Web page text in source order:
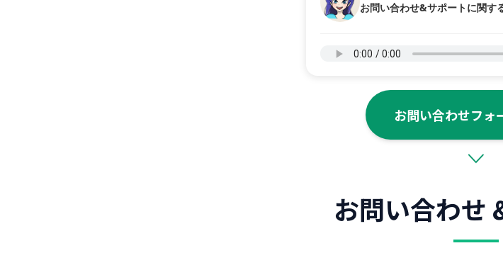
お問い合わせ&サポートに関す
お問い合わせフォ
お問い合わせ